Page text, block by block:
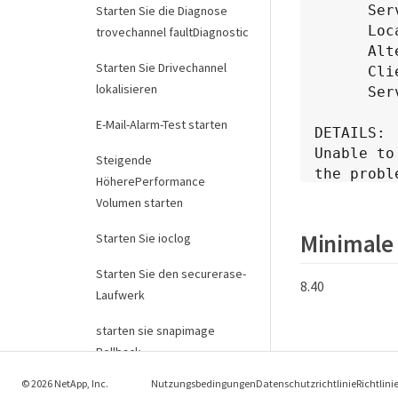
Starten Sie die Diagnose
trovechannel faultDiagnostic
Starten Sie Drivechannel
lokalisieren
E-Mail-Alarm-Test starten
Steigende
HöherePerformance
Volumen starten
Starten Sie ioclog
Starten Sie den securerase-
Laufwerk
starten sie snapimage
Rollback
Starten Sie
DETAILS:
Unable
the
the key
both
your
your
8.40
© 2026 NetApp, Inc. NutzungsbedingungenDatenschutzrichtlinie